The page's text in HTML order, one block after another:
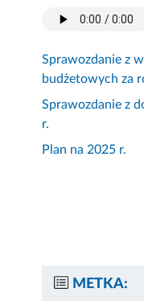
Sprawozdanie z
budżetowych za
Sprawozdanie z
r.
Plan na 2025 r.
METKA: